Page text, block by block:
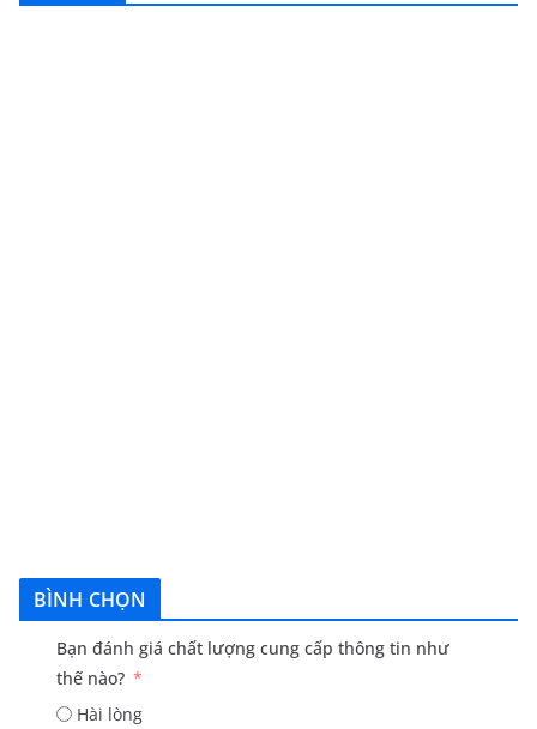
BÌNH CHỌN
Bạn đánh giá chất lượng cung cấp thông tin như
thế nào?
Hài lòng